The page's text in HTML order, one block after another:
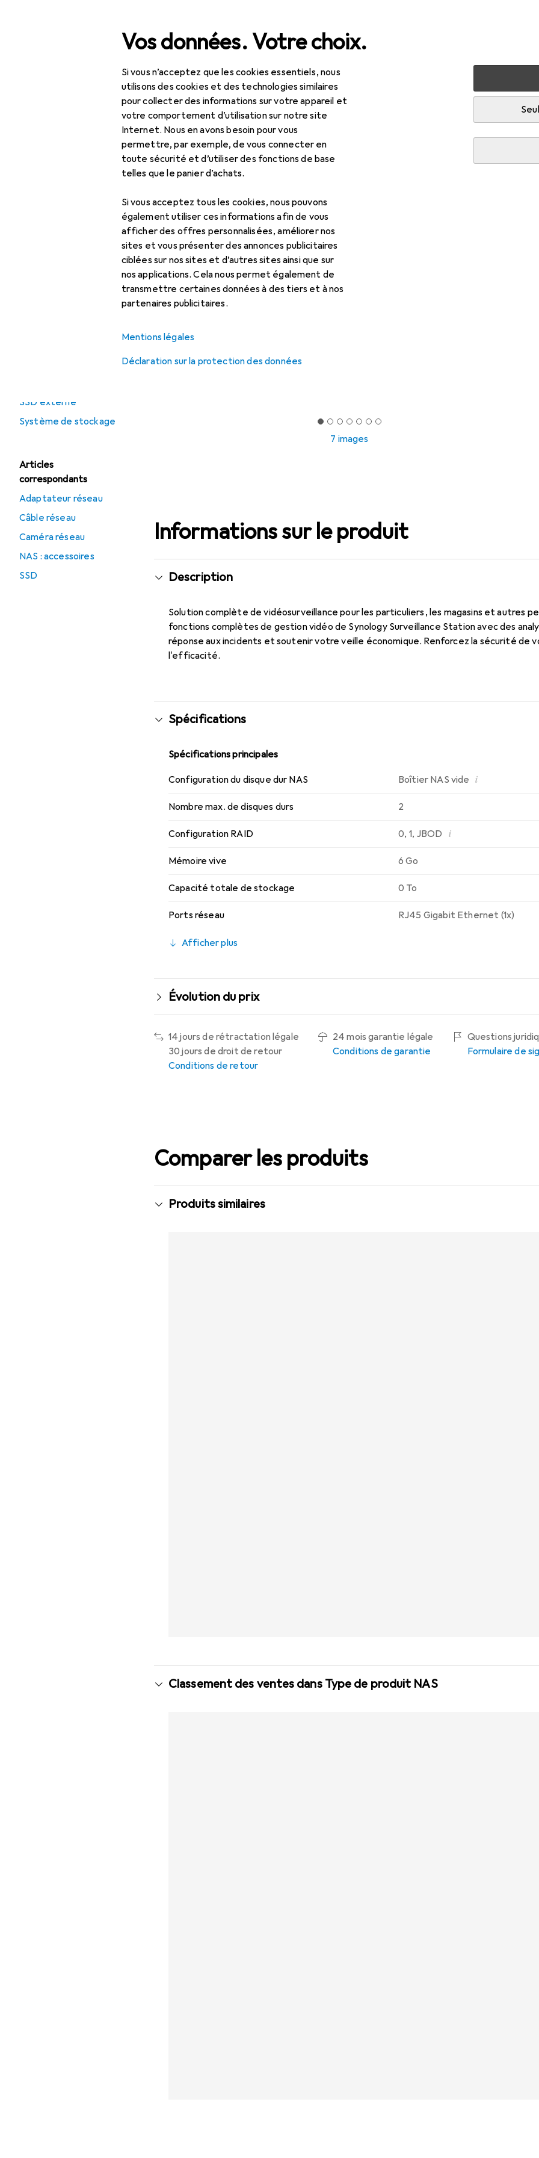
Vos données. Votre choix.
Si vous n’acceptez que les cookies essentiels, nous
utilisons des cookies et des technologies similaires
pour collecter des informations sur votre appareil et
votre comportement d’utilisation sur notre site
Internet. Nous en avons besoin pour vous
permettre, par exemple, de vous connecter en
toute sécurité et d’utiliser des fonctions de base
telles que le panier d’achats.
Si vous acceptez tous les cookies, nous pouvons
également utiliser ces informations afin de vous
afficher des offres personnalisées, améliorer nos
sites et vous présenter des annonces publicitaires
ciblées sur nos sites et d’autres sites ainsi que sur
nos applications. Cela nous permet également de
transmettre certaines données à des tiers et à nos
partenaires publicitaires.
Mentions légales
Déclaration sur la protection des données
Recherche
SSD externe
Système de stockage
Articles
correspondants
Adaptateur réseau
Câble réseau
Caméra réseau
NAS : accessoires
SSD
Tout l'assortiment IT + multimédia Réseau
7 images
Informations sur le produit
Description
Solution complète de vidéosurveillance pour les particuliers, les magasins et autres
fonctions complètes de gestion vidéo de Synology Surveillance Station avec des
réponse aux incidents et soutenir votre veille économique. Renforcez la sécurité de
l'efficacité.
Spécifications
Spécifications principales
Configuration du disque dur NAS Boîtier NAS vide i
Nombre max. de disques durs 2
Configuration RAID 0, 1, JBOD i
Mémoire vive 6 Go
Capacité totale de stockage 0 To
Ports réseau RJ45 Gigabit Ethernet (1x)
Afficher plus
Évolution du prix
14 jours de rétractation légale
30 jours de droit de retour
Conditions de retour
24 mois garantie légale
Conditions de garantie
Questions
Formulaire de
Comparer les produits
Produits similaires
Classement des ventes dans Type de produit NAS